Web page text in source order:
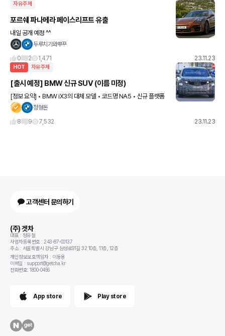
자유주제
포르쉐 파나메라 페이스리프트 유출
내일 공개 예정 ^^
두루치기와뿌꾸
0
2 1,471 23.11.23
HOT 자유주제
[출시 예정] BMW 신규 SUV (이름 미정)
[정보 요약] • BMW iX3의 대체 모델 • 코드명 NA5 • 신규 플랫폼
적용 (Neue Klasse) ㄴ추후 3시리즈 EV에도 동일 플랫폼 적용 예
정형돈
8
9 7,532 23.11.23
고객센터 문의하기
(주) 겟차
대표 : 정유철
사업자등록번호 : 243-87-00137
주소 : 서울특별시 강남구 삼성로91길 32 10층, 11층, 12층
개인정보보호책임자 : 이동용
이메일 : support@getcha.kr
전화번호: 1800-0456
App store Play store